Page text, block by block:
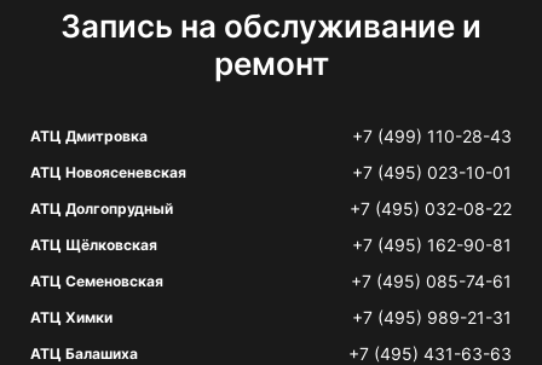
Запись на обслуживание и
ремонт
АТЦ Дмитровка +7 (499) 110-28-43
АТЦ Новоясеневская +7 (495) 023-10-01
АТЦ Долгопрудный +7 (495) 032-08-22
АТЦ Щёлковская +7 (495) 162-90-81
АТЦ Семеновская +7 (495) 085-74-61
АТЦ Химки +7 (495) 989-21-31
АТЦ Балашиха +7 (495) 431-63-63